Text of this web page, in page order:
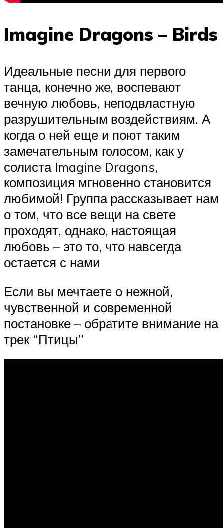
Imagine Dragons – Birds
Идеальные песни для первого
танца, конечно же, воспевают
вечную любовь, неподвластную
разрушительным воздействиям. А
когда о ней еще и поют таким
замечательным голосом, как у
солиста Imagine Dragons,
композиция мгновенно становится
любимой! Группа рассказывает нам
о том, что все вещи на свете
проходят, однако, настоящая
любовь – это то, что навсегда
остается с нами
Если вы мечтаете о нежной,
чувственной и современной
постановке – обратите внимание на
трек “Птицы”